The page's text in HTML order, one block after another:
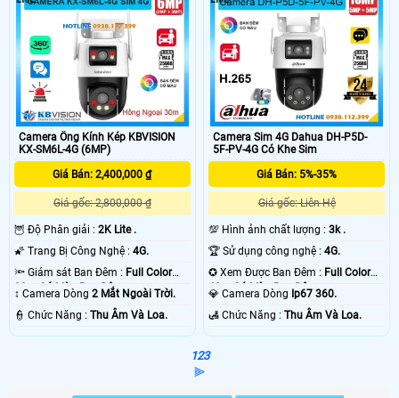
Camera Ống Kính Kép KBVISION
KX-SM6L-4G (6MP)
Giá Bán: 2,400,000 ₫
Giá gốc: 2,800,000 ₫
🦉 Độ Phân giải : 2K Lite .
🌠 Trang Bị Công Nghệ : 4G.
🔦 Giám sát Ban Đêm : Full Color
30m Có Màu Ban Ðêm.
↕️ Camera Dòng 2 Mắt Ngoài Trời.
️👮 Chức Năng : Thu Âm Và Loa.
Camera Sim 4G Dahua DH-P5D-
5F-PV-4G Có Khe Sim
Giá Bán: 5%-35%
Giá gốc: Liên Hệ
💯 Hình ảnh chất lượng :3k .
🏆 Sử dụng công nghệ :4G.
✪ Xem Được Ban Đêm : Full Color
40m Có Màu Ban Ðêm.
💎 Camera Dòng Ip67 360.
️🛃 Chức Năng :Thu Âm Và Loa.
123
⫸